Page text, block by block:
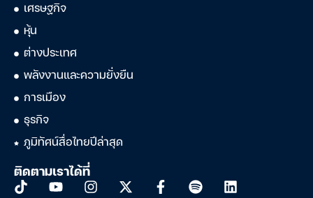
เศรษฐกิจ
หุ้น
ต่างประเทศ
พลังงานและความยั่งยืน
การเมือง
ธุรกิจ
ภูมิทัศน์สื่อไทยปีล่าสุด
ติดตามเราได้ที่